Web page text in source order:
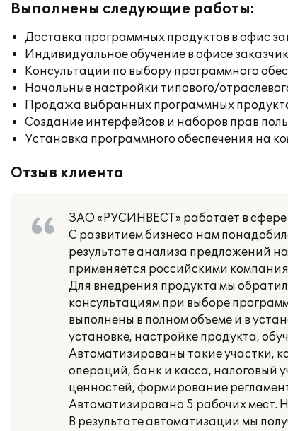
Выполнены следующие работы:
Доставка программных продуктов в офис
Индивидуальное обучение в офисе
Консультации по выбору программного
Начальные настройки типового/
Продажа выбранных программных
Создание интерфейсов и наборов прав
Установка программного обеспечения на
Отзыв клиента
ЗАО «РУСИНВЕСТ» работает в сфере
С развитием бизнеса нам
результате анализа предложений
применяется российскими
Для внедрения продукта мы
консультациям при выборе
выполнены в полном объеме и в
установке, настройке продукта,
Автоматизированы такие участки,
операций, банк и касса, налоговый
ценностей, формирование
Автоматизировано 5 рабочих мест.
В результате автоматизации мы